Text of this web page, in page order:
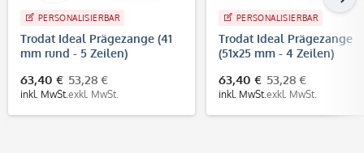
PERSONALISIERBAR
Trodat Ideal Prägezange (41
mm rund - 5 Zeilen)
63,40 €
inkl. MwSt.
53,28 €
exkl. MwSt.
PERSONALISIERBAR
Trodat Ideal Prägezange
(51x25 mm - 4 Zeilen)
63,40 €
inkl. MwSt.
53,28 €
exkl. MwSt.